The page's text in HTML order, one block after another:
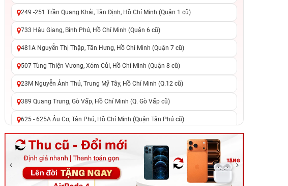
chính hãng
5.590.000đ
8.990.000đ
chuyển đổi, 0 gọi người thân
chính hãng
4.990.000đ
8.990.000đ
chuyển đổi, 0 gọi người thân
249 -251 Trần Quang Khải, Tân Định, Hồ Chí Minh (Quận 1 cũ)
733 Hậu Giang, Bình Phú, Hồ Chí Minh (Quận 6 cũ)
481A Nguyễn Thị Thập, Tân Hưng, Hồ Chí Minh (Quận 7 cũ)
507 Tùng Thiện Vương, Xóm Củi, Hồ Chí Minh (Quận 8 cũ)
23M Nguyễn Ảnh Thủ, Trung Mỹ Tây, Hồ Chí Minh (Q.12 cũ)
389 Quang Trung, Gò Vấp, Hồ Chí Minh (Q. Gò Vấp cũ)
625 - 625A Âu Cơ, Tân Phú, Hồ Chí Minh (Quận Tân Phú cũ)
326 Lê Văn Việt, Tăng Nhơn Phú, Hồ Chí Minh (Q.9 TP. Thủ Đức cũ)
256 Võ Văn Ngân, Thủ Đức, Hồ Chí Minh (Bình Thọ, TP. Thủ Đức Cũ)
70 Nguyễn An Ninh, Dĩ An, Hồ Chí Minh (Bình Dương Cũ)